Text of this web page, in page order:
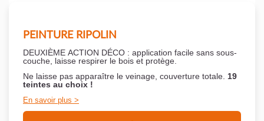
PEINTURE RIPOLIN
DEUXIÈME ACTION DÉCO : application facile sans sous-
couche, laisse respirer le bois et protège.
Ne laisse pas apparaître le veinage, couverture totale. 19
teintes au choix !
En savoir plus